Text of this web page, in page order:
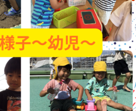
ニュース
採用情報
Language